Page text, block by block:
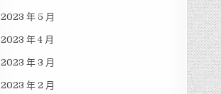
2023 年 5 月
2023 年 4 月
2023 年 3 月
2023 年 2 月